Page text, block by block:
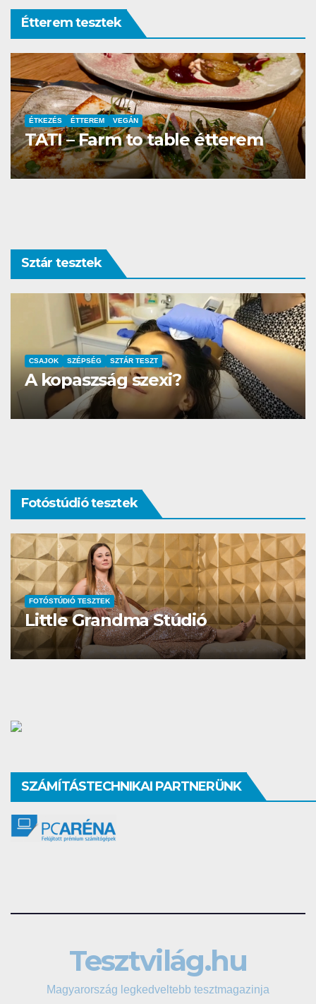
Étterem tesztek
ÉTTEREM
La Villa Étterem és Pizzéria
Sztár tesztek
AUTÓ-MOTOR SZTÁR TESZT
DS3 és Zanzibár Rita
Fotóstúdió tesztek
FOTÓSTÚDIÓ TESZTEK
Studio Different
SZÁMÍTÁSTECHNIKAI PARTNERÜNK
Tesztvilág.hu
Magyarország legkedveltebb tesztmagazinja